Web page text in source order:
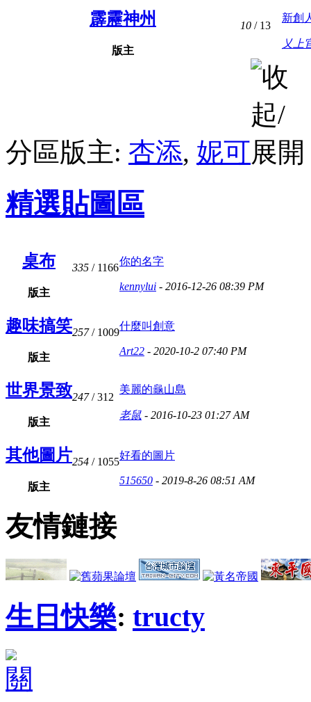
霹靂神州
版主
10 / 13
新創
乂上
分區版主: 杏添, 妮可
精選貼圖區
桌布
版主
335 / 1166
你的名字
kennylui - 2016-12-26 08:39 PM
趣味搞笑
版主
257/ 1009
什麼叫創意
Art22 - 2020-10-2 07:40 PM
世界景致
版主
247/ 312
美麗的龜山島
老鼠 - 2016-10-23 01:27 AM
其他圖片
版主
254 / 1055
好看的圖片
515650 - 2019-8-26 08:51 AM
友情鏈接
生日快樂: tructy